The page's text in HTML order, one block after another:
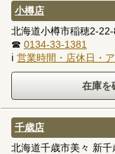
小樽店
北海道小樽市稲穂2-
☎ 0134-33-1381
ℹ 営業時間・店休日・
千歳店
北海道千歳市美々 新